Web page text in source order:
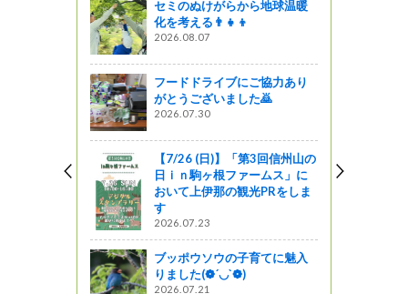
セミのぬけがらから地球温暖
化を考える👨‍👧‍👦
2026.08.07
フードドライブにご協力あり
がとうございました🙇
2026.07.30
【7/26 (日)】「第3回信州山の
日ｉｎ駒ヶ根ファームス」に
おいて上伊那の観光PRをしま
す
2026.07.23
ブッポウソウの子育てに魅入
りました(❁´◡`❁)
2026.07.21